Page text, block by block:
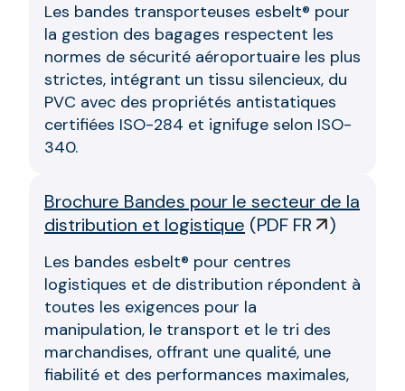
Les bandes transporteuses esbelt® pour
la gestion des bagages respectent les
normes de sécurité aéroportuaire les plus
strictes, intégrant un tissu silencieux, du
PVC avec des propriétés antistatiques
certifiées ISO-284 et ignifuge selon ISO-
340.
Brochure Bandes pour le secteur de la
distribution et logistique (PDF FR )
Les bandes esbelt® pour centres
logistiques et de distribution répondent à
toutes les exigences pour la
manipulation, le transport et le tri des
marchandises, offrant une qualité, une
fiabilité et des performances maximales,